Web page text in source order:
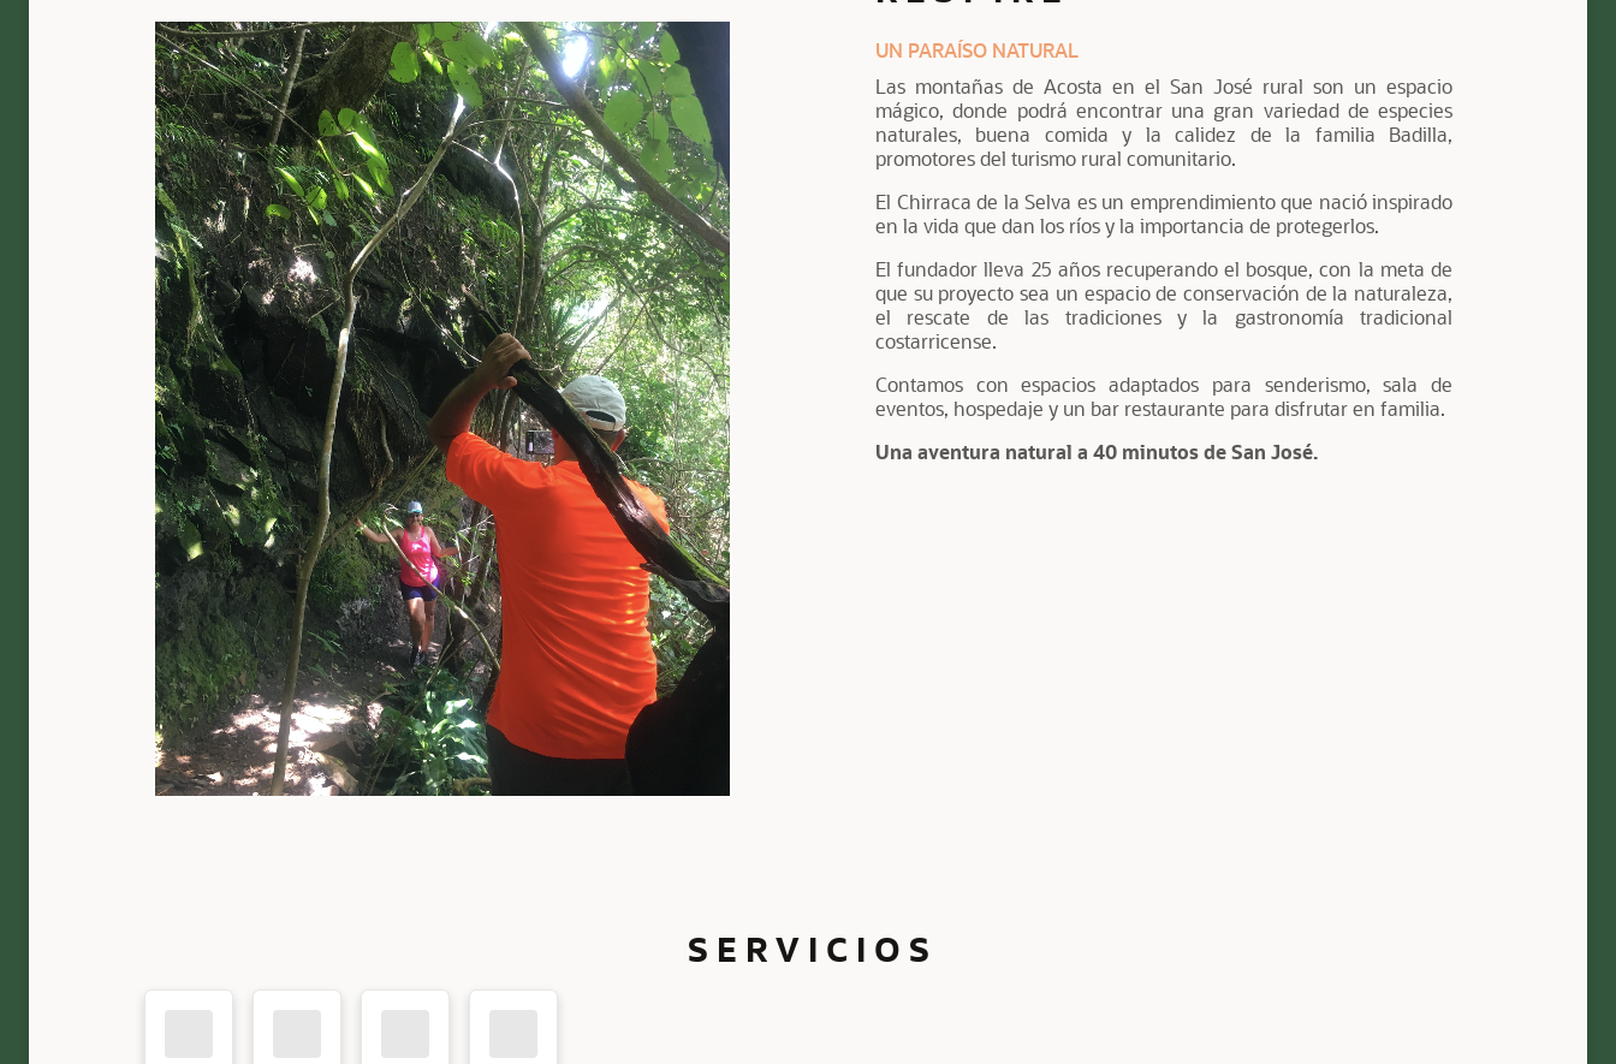
UN PARAÍSO NATURAL
Las montañas de Acosta en el San José rural son un espacio
mágico, donde podrá encontrar una gran variedad de especies
naturales, buena comida y la calidez de la familia Badilla,
promotores del turismo rural comunitario.
El Chirraca de la Selva es un emprendimiento que nació inspirado
en la vida que dan los ríos y la importancia de protegerlos.
El fundador lleva 25 años recuperando el bosque, con la meta de
que su proyecto sea un espacio de conservación de la naturaleza,
el rescate de las tradiciones y la gastronomía tradicional
costarricense.
Contamos con espacios adaptados para senderismo, sala de
eventos, hospedaje y un bar restaurante para disfrutar en familia.
Una aventura natural a 40 minutos de San José.
S E R V I C I O S